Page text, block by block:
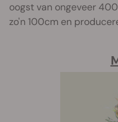
oogst van ongeveer
zo'n 100cm en